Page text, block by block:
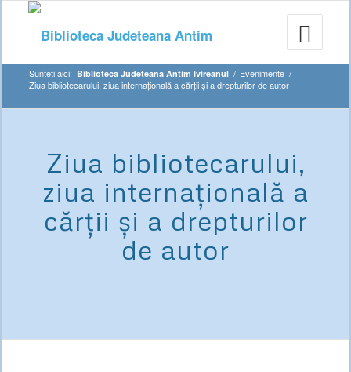
Sunteți aici: Biblioteca Judeteana Antim Ivireanul / Evenimente /
Ziua bibliotecarului, ziua internațională a cărții și a drepturilor de autor
Ziua bibliotecarului,
ziua internațională a
cărții și a drepturilor
de autor